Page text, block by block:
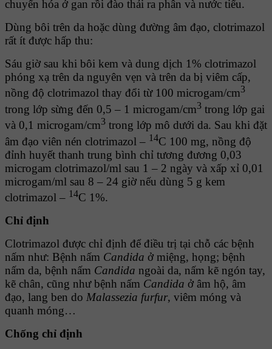
chuyển hóa ở gan rồi đào thải ra phân và nước tiểu.
Dùng bôi trên da hoặc dùng đường âm đạo, clotrimazol
rất ít được hấp thu:
Sáu giờ sau khi bôi kem và dung dịch 1% clotrimazol
phóng xạ trên da nguyên vẹn và trên da bị viêm cấp,
nồng độ clotrimazol thay đổi từ 100 microgam/cm3
trong lớp sừng đến 0,5 – 1 microgam/cm3 trong lớp gai
và 0,1 microgam/cm3 trong lớp mô dưới da. Sau khi đặt
âm đạo viên nén clotrimazol – 14C 100 mg, nồng độ
đỉnh huyết thanh trung bình chỉ tương đương 0,03
microgam clotrimazol/ml sau 1 – 2 ngày và xấp xỉ 0,01
microgam/ml sau 8 – 24 giờ nếu dùng 5 g kem
clotrimazol – 14C 1%.
Chỉ định
Clotrimazol được chỉ định để điều trị tại chỗ các bệnh
nấm như: Bệnh nấm Candida ở miệng, họng; bệnh
nấm da, bệnh nấm Candida ngoài da, nấm kẽ ngón tay,
kẽ chân, cũng như bệnh nấm Candida ở âm hộ, âm
đạo, lang ben do Malassezia furfur, viêm móng và
quanh móng…
Chống chỉ định